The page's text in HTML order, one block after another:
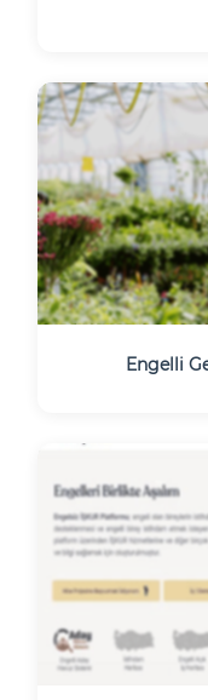
Engelli